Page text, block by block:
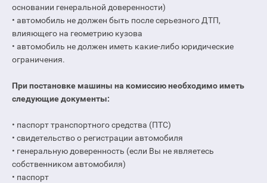
основании генеральной доверенности)
• автомобиль не должен быть после серьезного ДТП,
влияющего на геометрию кузова
• автомобиль не должен иметь какие-либо юридические
ограничения.
При постановке машины на комиссию необходимо иметь
следующие документы:
• паспорт транспортного средства (ПТС)
• свидетельство о регистрации автомобиля
• генеральную доверенность (если Вы не являетесь
собственником автомобиля)
• паспорт